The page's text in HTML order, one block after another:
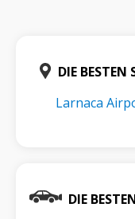
DIE BESTEN
Larnaca
DIE